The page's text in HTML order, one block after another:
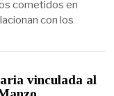
cometidos en
con los
vinculada al